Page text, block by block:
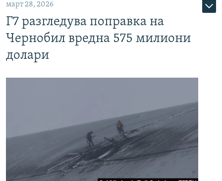
март 28, 2026
Г7 разгледува поправка на
Чернобил вредна 575 милиони
долари